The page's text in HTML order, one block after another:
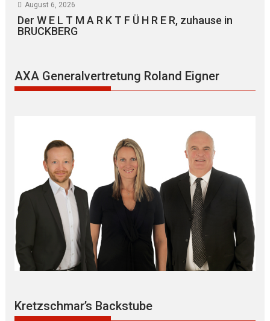
August 6, 2026
Der W E L T M A R K T F Ü H R E R, zuhause in
BRUCKBERG
AXA Generalvertretung Roland Eigner
Kretzschmar’s Backstube